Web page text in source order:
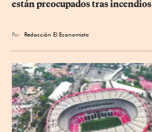
están preocupados tras incendios
Por Redacción El Economista